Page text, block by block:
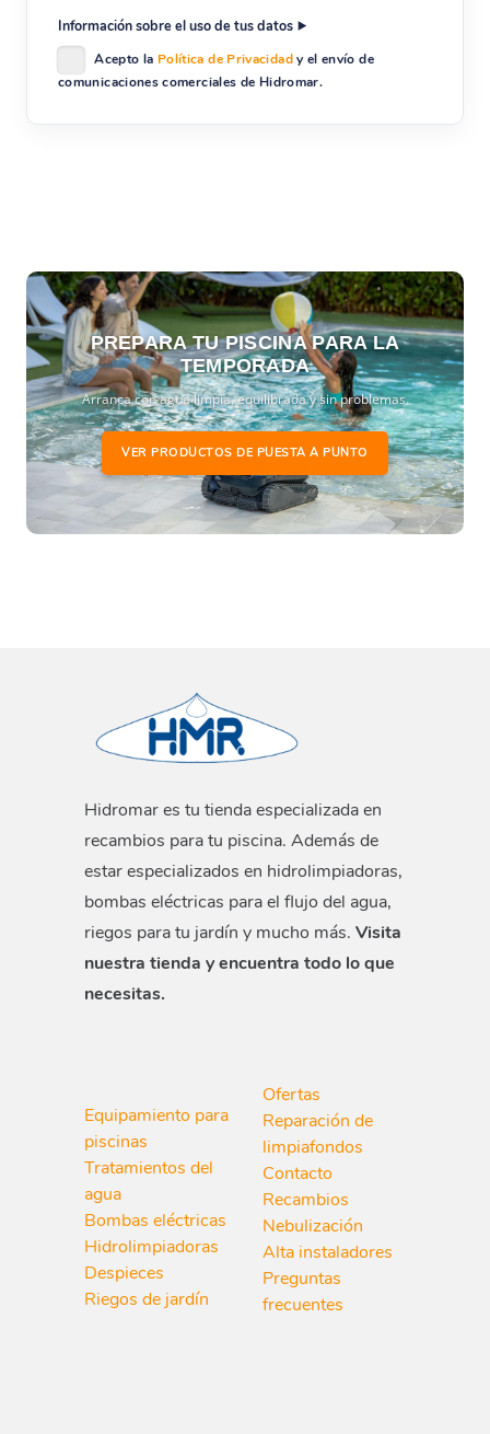
Información sobre el uso de tus datos
Acepto la Política de Privacidady el envío de
comunicaciones comerciales de Hidromar.
PREPARA TU PISCINA PARA LA
TEMPORADA
Arranca con agua limpia, equilibrada y sin problemas.
VER PRODUCTOS DE PUESTA A PUNTO
Hidromar es tu tienda especializada en
recambios para tu piscina. Además de
estar especializados en hidrolimpiadoras,
bombas eléctricas para el flujo del agua,
riegos para tu jardín y mucho más. Visita
nuestra tienda y encuentra todo lo que
necesitas.
Equipamiento para
piscinas
Tratamientos del
agua
Bombas eléctricas
Hidrolimpiadoras
Despieces
Riegos de jardín
Ofertas
Reparación de
limpiafondos
Contacto
Recambios
Nebulización
Alta instaladores
Preguntas
frecuentes